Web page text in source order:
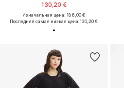
130,20 €
Изначальная цена: 186,00 €
Последняя самая низкая цена:130,20 €